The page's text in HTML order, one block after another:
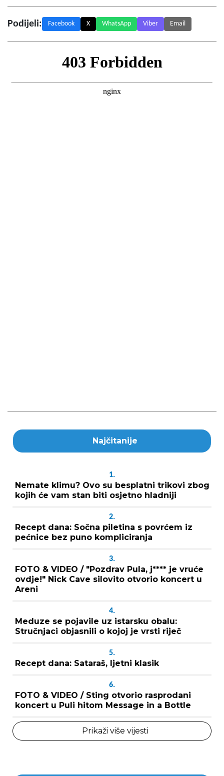
Podijeli: Facebook X WhatsApp Viber Email
Najčitanije
1.
Nemate klimu? Ovo su besplatni trikovi zbog
kojih će vam stan biti osjetno hladniji
2.
Recept dana: Sočna piletina s povrćem iz
pećnice bez puno kompliciranja
3.
FOTO & VIDEO / "Pozdrav Pula, j**** je vruće
ovdje!" Nick Cave silovito otvorio koncert u
Areni
4.
Meduze se pojavile uz istarsku obalu:
Stručnjaci objasnili o kojoj je vrsti riječ
5.
Recept dana: Sataraš, ljetni klasik
6.
FOTO & VIDEO / Sting otvorio rasprodani
koncert u Puli hitom Message in a Bottle
Prikaži više vijesti